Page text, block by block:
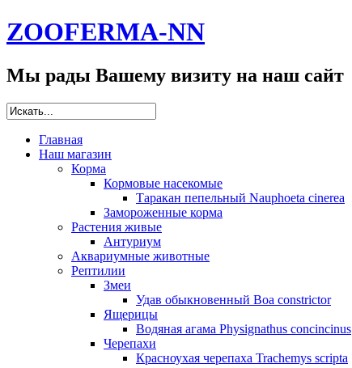
ZOOFERMA-NN
Мы рады Вашему визиту на наш сайт
Главная
Наш магазин
Корма
Кормовые насекомые
Таракан пепельный Nauphoeta cinerea
Замороженные корма
Растения живые
Антуриум
Аквариумные животные
Рептилии
Змеи
Удав обыкновенный Boa constrictor
Ящерицы
Водяная агама Physignathus concincinus
Черепахи
Красноухая черепаха Trachemys scripta